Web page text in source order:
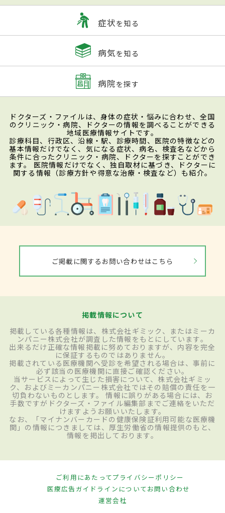
症状を知る
病気を知る
病院を探す
ドクターズ・ファイルは、身体の症状・悩みに合わせ、全国
のクリニック・病院、ドクターの情報を調べることができる
地域医療情報サイトです。
診療科目、行政区、沿線・駅、診療時間、医院の特徴などの
基本情報だけでなく、気になる症状、病名、検査名などから
条件に合ったクリニック・病院、ドクターを探すことができ
ます。 医院情報だけでなく、独自取材に基づき、ドクターに
関する情報（診療方針や得意な治療・検査など）も紹介。
ご掲載に関するお問い合わせはこちら
掲載情報について
掲載している各種情報は、株式会社ギミック、またはミーカ
ンパニー株式会社が調査した情報をもとにしています。
出来るだけ正確な情報掲載に努めておりますが、内容を完全
に保証するものではありません。
掲載されている医療機関へ受診を希望される場合は、事前に
必ず該当の医療機関に直接ご確認ください。
当サービスによって生じた損害について、株式会社ギミッ
ク、およびミーカンパニー株式会社ではその賠償の責任を一
切負わないものとします。 情報に誤りがある場合には、お
手数ですがドクターズ・ファイル編集部までご連絡をいただ
けますようお願いいたします。
なお、「マイナンバーカードの健康保険証利用可能な医療機
関」の情報につきましては、厚生労働省の情報提供のもと、
情報を掲出しております。
ご利用にあたってプライバシーポリシー
医療広告ガイドラインについてお問い合わせ
運営会社